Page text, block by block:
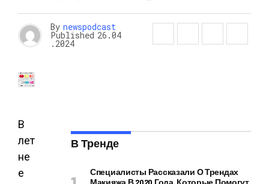
By newspodcast
Published 26.04
.2024
В
лет
не
е
В Тренде
Специалисты Рассказали О Трендах
Макияжа В 2020 Года, Которые Помогут